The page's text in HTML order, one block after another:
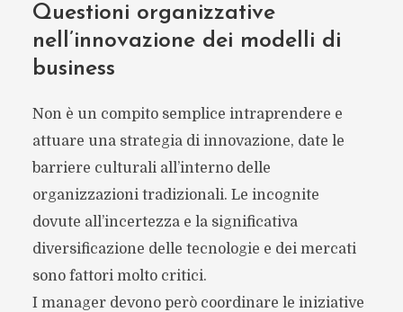
Questioni organizzative
nell’innovazione dei modelli di
business
Non è un compito semplice intraprendere e
attuare una strategia di innovazione, date le
barriere culturali all’interno delle
organizzazioni tradizionali. Le incognite
dovute all’incertezza e la significativa
diversificazione delle tecnologie e dei mercati
sono fattori molto critici.
I manager devono però coordinare le iniziative